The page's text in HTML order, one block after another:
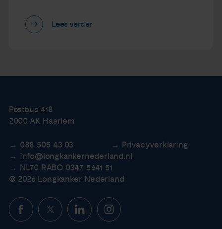
Lees verder
Postbus 418
2000 AK Haarlem
088 505 43 03
Privacyverklaring
info@longkankernederland.nl
NL70 RABO 0347 5641 51
© 2026 Longkanker Nederland